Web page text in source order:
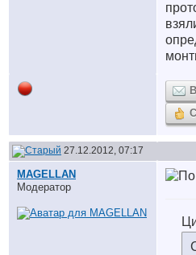
27.12.2012, 07:17
MAGELLAN
Модератор